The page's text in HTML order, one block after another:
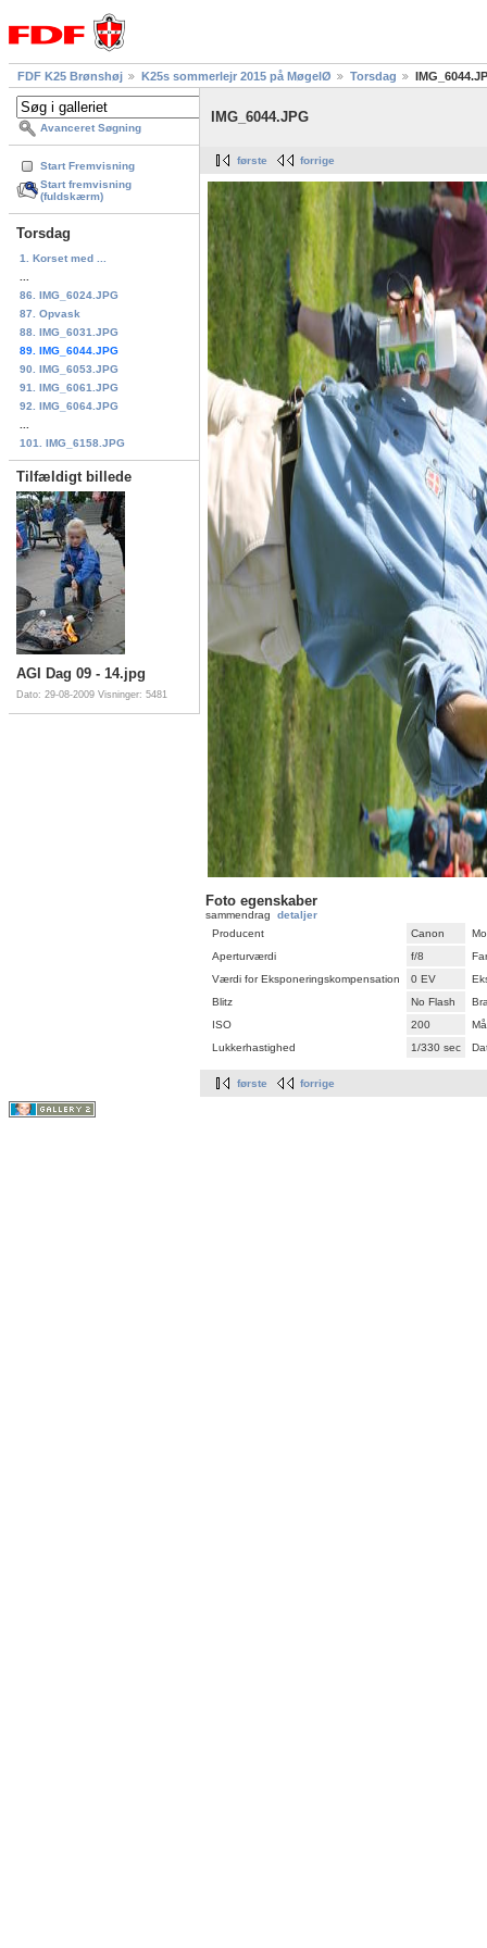
FDF K25 Brønshøj K25s sommerlejr 2015 på MøgelØ Torsdag
Avanceret Søgning
Start Fremvisning
Start fremvisning
(fuldskærm)
Torsdag
1. Korset med ...
86. IMG_6024.JPG
87. Opvask
88. IMG_6031.JPG
89. IMG_6044.JPG
90. IMG_6053.JPG
91. IMG_6061.JPG
92. IMG_6064.JPG
101. IMG_6158.JPG
Tilfældigt billede
AGI Dag 09 - 14.jpg
Dato: 29-08-2009 Visninger: 5481
IMG_6044.JPG
første forrige
Foto egenskaber
sammendrag detaljer
Producent
Canon
Aperturværdi
f/8
Værdi for Eksponeringskompensation
0 EV
Blitz
No Flash
ISO
200
Lukkerhastighed
1/330 sec
første forrige